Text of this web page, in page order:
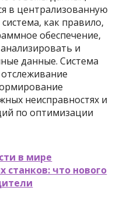
в централизованную
как правило,
обеспечение,
и
данные. Система
неисправностях и
по оптимизации
в мире
станков: что нового